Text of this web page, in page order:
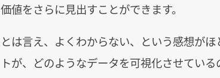
価値をさらに見出すことができます。
とは言え、よくわからない、という感想が
トが、どのようなデータを可視化させている